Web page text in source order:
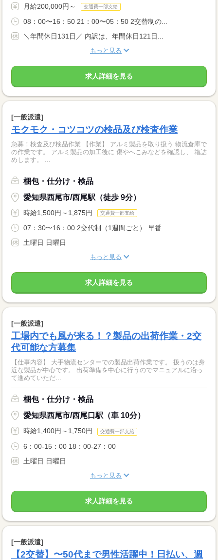
月給200,000円～ 交通費一部支給
08：00〜16：50 21：00〜05：50 2交替制の...
＼年間休日131日／ 内訳は、年間休日121日...
もっと見る
求人詳細を見る
[一般派遣]
モクモク・コツコツの検品及び検査作業
急募！検査及び検品作業 【作業】 アルミ製品を取り扱う 物流倉庫で
の作業です。 アルミ製品の加工後に 傷やへこみなどを確認し、 箱詰
めします。 ...
梱包・仕分け・検品
愛知県西尾市/西尾駅（徒歩 9分）
時給1,500円～1,875円 交通費一部支給
07：30〜16：00 2交代制（1週間ごと） 早番...
土曜日 日曜日
もっと見る
求人詳細を見る
[一般派遣]
工場内でも風が来る！？製品の出荷作業・2交
代可能な方募集
【仕事内容】 大手物流センターでの製品出荷作業です。 扱うのは身
近な製品が中心です。 出荷準備を中心に行うのでマニュアルに沿っ
て進めていただ...
梱包・仕分け・検品
愛知県西尾市/西尾口駅（車 10分）
時給1,400円～1,750円 交通費一部支給
6：00-15：00 18：00-27：00
土曜日 日曜日
もっと見る
求人詳細を見る
[一般派遣]
【2交替】〜50代まで男性活躍中！日払い、週